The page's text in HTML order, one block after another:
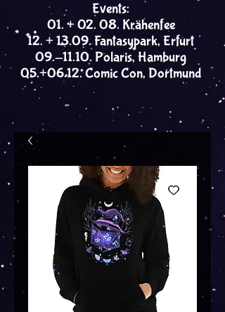
Events:
01. + 02. 08. Krähenfee
12. + 13.09. Fantasypark, Erfurt
09.-11.10. Polaris, Hamburg
05.+06.12. Comic Con, Dortmund